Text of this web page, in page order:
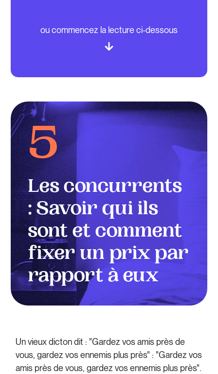
ou commencez la lecture ci-dessous
5
Les concurrents
: Savoir qui ils
sont et comment
fixer un prix par
rapport à eux
Un vieux dicton dit : "Gardez vos amis près de
vous, gardez vos ennemis plus près" : "Gardez vos
amis près de vous, gardez vos ennemis plus près".